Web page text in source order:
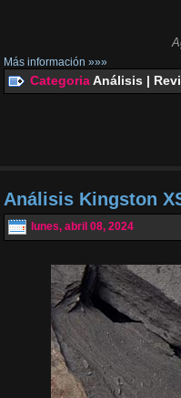
Más información »»»
CategoriaAnálisis |
Análisis Kingston
lunes, abril 08, 2024